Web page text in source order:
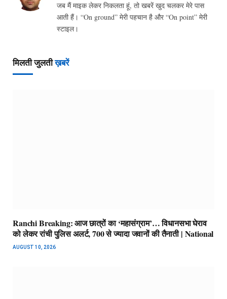
जब मैं माइक लेकर निकलता हूं, तो खबरें खुद चलकर मेरे पास
आती हैं। “On ground” मेरी पहचान है और “On point” मेरी
स्टाइल।
मिलती जुलतीख़बरें
Ranchi Breaking: आज छात्रों का ‘महासंग्राम’… विधानसभा घेराव
को लेकर रांची पुलिस अलर्ट, 700 से ज्यादा जवानों की तैनाती | National
AUGUST 10, 2026